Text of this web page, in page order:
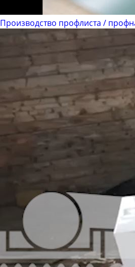
Производство профлиста /